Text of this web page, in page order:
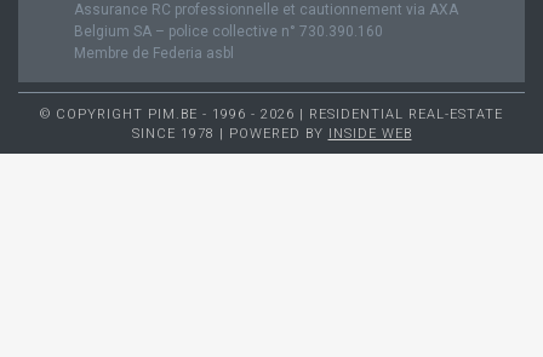
Assurance RC professionnelle et cautionnement via AXA
Belgium SA – police collective n° 730.390.160
Membre de Federia asbl
© COPYRIGHT PIM.BE - 1996 - 2026 | RESIDENTIAL REAL-ESTATE
SINCE 1978 | POWERED BY
INSIDE WEB